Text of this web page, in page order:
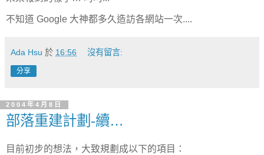
不知道 Google 大神都多久造訪各網站一次....
Ada Hsu 於 16:56 沒有留言:
分享
2004年4月8日
部落重建計劃-續…
目前初步的想法，大致規劃成以下的項目：